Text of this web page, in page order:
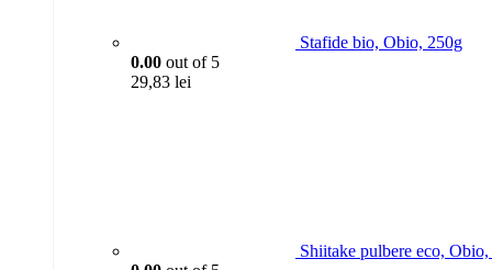
Stafide bio, Obio, 250g
0.00 out of 5
29,83 lei
Shiitake pulbere eco,